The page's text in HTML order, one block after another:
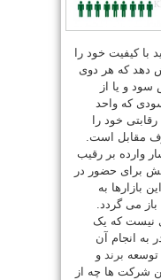
کیفیت خود را
دهد که هر دوی
سود و یا از
که واحد
خود را
مقابل است.
وارده بر رقیب
برای حضور در
بازارها به
می گردد.
نیست که یک
به انجام آن
برند و
شرکت ها چه از